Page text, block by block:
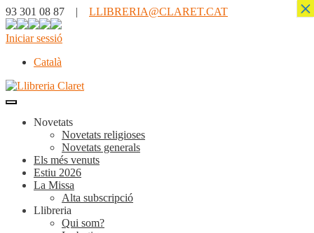
93 301 08 87 | LLIBRERIA@CLARET.CAT
Iniciar sessió
Català
Novetats
Novetats religioses
Novetats generals
Els més venuts
Estiu 2026
La Missa
Alta subscripció
Llibreria
Qui som?
×